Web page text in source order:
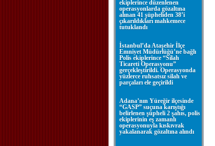
ekiplerince düzenlenen
operasyonlarda gözaltına
alınan 41 şüpheliden 38’i
çıkarıldıkları mahkemece
tutuklandı
İstanbul’da Ataşehir İlçe
Emniyet Müdürlüğü’ne bağlı
Polis ekiplerince “Silah
Ticareti Operasyonu”
gerçekleştirildi. Operasyonda
yüzlerce ruhsatsız silah ve
parçaları ele geçirildi
Adana’nın Yüreğir ilçesinde
“GASP” suçuna karıştığı
belirlenen şüpheli 2 şahıs, polis
ekiplerinin eş zamanlı
operasyonuyla kıskıvrak
yakalanarak gözaltına alındı